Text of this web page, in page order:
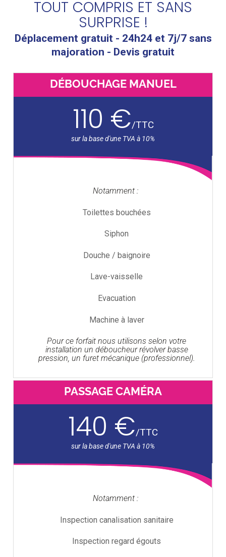
TOUT COMPRIS ET SANS
SURPRISE !
Déplacement gratuit - 24h24 et 7j/7 sans
majoration - Devis gratuit
DÉBOUCHAGE MANUEL
110 €/TTC
Notamment :
Toilettes bouchées
Siphon
Douche / baignoire
Lave-vaisselle
Evacuation
Machine à laver
Pour ce forfait nous utilisons selon votre
installation un déboucheur révolver basse
pression, un furet mécanique (professionnel).
PASSAGE CAMÉRA
140 €/TTC
Notamment :
Inspection canalisation sanitaire
Inspection regard égouts